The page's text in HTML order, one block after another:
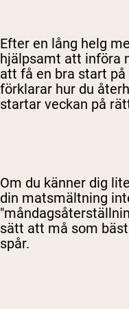
Efter en lång helg
hjälpsamt att införa
att få en bra start
förklarar hur du
startar veckan på
Om du känner dig
din matsmältning
sätt att må som
spår.